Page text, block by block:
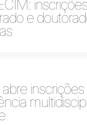
e
abre